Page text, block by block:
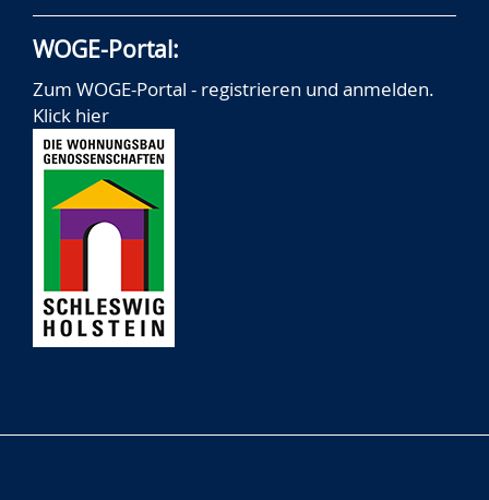
WOGE-Portal:
Zum WOGE-Portal - registrieren und anmelden.
Klick hier